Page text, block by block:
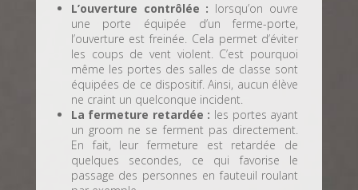
L’ouverture contrôlée : lorsqu’on ouvre
une porte équipée d’un ferme-porte,
l’ouverture est freinée. Cela permet d’éviter
les coups de vent violent. C’est pourquoi
même les portes des salles de classe sont
équipées de ce dispositif. Ainsi, aucun élève
ne craint un quelconque incident.
La fermeture retardée : les portes ayant
un groom ne se ferment pas directement.
En fait, leur fermeture est retardée de
quelques secondes, ce qui favorise le
passage des personnes en fauteuil roulant